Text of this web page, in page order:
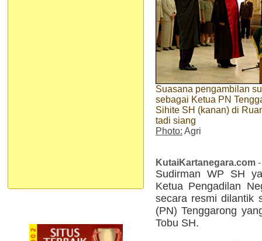
Suasana pengambilan
sebagai Ketua PN
Sihite SH (kanan) di
tadi siang
Photo: Agri
KutaiKartanegara.com
Sudirman WP SH
Ketua Pengadilan
secara resmi dilantik
(PN) Tenggarong
Tobu SH.